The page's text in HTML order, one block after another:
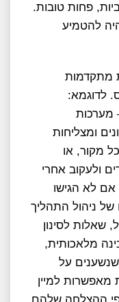
פחות טובות.
להטמיע
מתקדמות
לדוגמא:
מערכות
ומצליחות
מקור, או
ולעקוב אחרי
אם לא הגישו
ניהול התהליך
שאלות לסינון
מלאכותית,
שנשענים על
למיין